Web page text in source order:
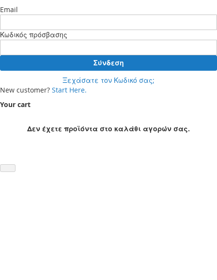
Email
Κωδικός πρόσβασης
Σύνδεση
Ξεχάσατε τον Κωδικό σας;
New customer? Start Here.
Your cart
Δεν έχετε προϊόντα στο καλάθι αγορών σας.